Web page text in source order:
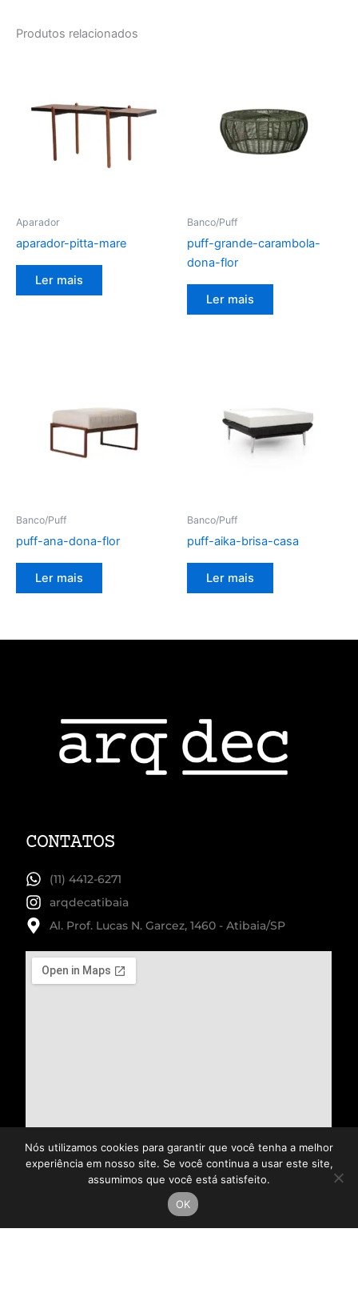
Produtos relacionados
Aparador
aparador-pitta-mare
Ler mais
Banco/Puff
puff-grande-carambola-
dona-flor
Ler mais
Banco/Puff
puff-ana-dona-flor
Ler mais
Banco/Puff
puff-aika-brisa-casa
Ler mais
CONTATOS
(11) 4412-6271
arqdecatibaia
Al. Prof. Lucas N. Garcez, 1460 - Atibaia/SP
Nós utilizamos cookies para garantir que você tenha a melhor
experiência em nosso site. Se você continua a usar este site,
assumimos que você está satisfeito.
OK